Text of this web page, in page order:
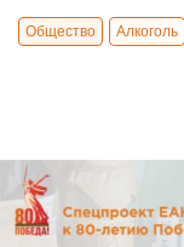
Общество Алкоголь